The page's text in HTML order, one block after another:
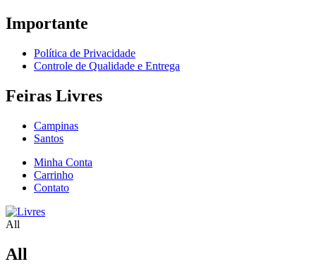
Importante
Política de Privacidade
Controle de Qualidade e Entrega
Feiras Livres
Campinas
Santos
Minha Conta
Carrinho
Contato
All
All